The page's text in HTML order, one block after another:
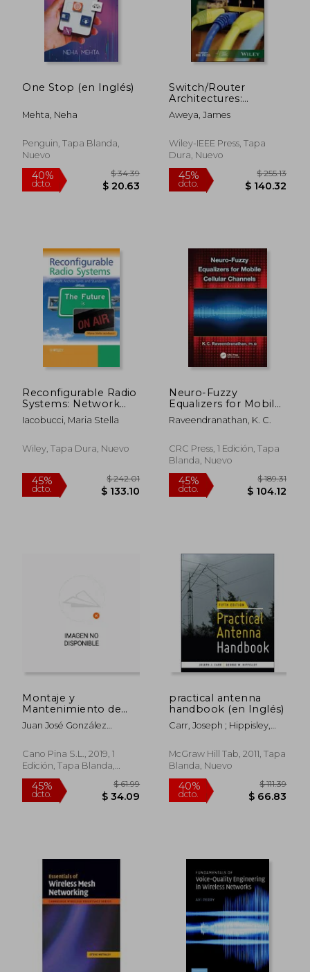
dcto. $ 168.52 dcto.
One Stop (en Inglés)
Mehta, Neha
Penguin, Tapa Blanda,
Nuevo
40%
dcto. $ 20.63
Switch/Router
Architectures:
Shared-Bus and
Shared-Memory
Inglés)
Aweya, James
Wiley-IEEE Press, Tapa
Dura, Nuevo
45%
dcto. $
Reconfigurable Radio
Systems: Network
Architectures and
Standards (en Inglés)
Iacobucci, Maria Stella
Wiley, Tapa Dura, Nuevo
Neuro-Fuzzy
Equalizers for Mobile
Cellular Channels (en
Inglés)
Raveendranathan, K. C.
CRC Press, 1 Edición, Tapa
Blanda, Nuevo
Montaje y
Mantenimiento de
Instalaciones de
Telefonía y
Interior (Mf0121)
Juan José González
Martínez
Cano Pina S.L., 2019, 1
Edición, Tapa Blanda,
Nuevo
practical antenna
handbook (en Inglés)
Carr, Joseph ; Hippisley,
McGraw Hill Tab, 2011, Tapa
Blanda, Nuevo